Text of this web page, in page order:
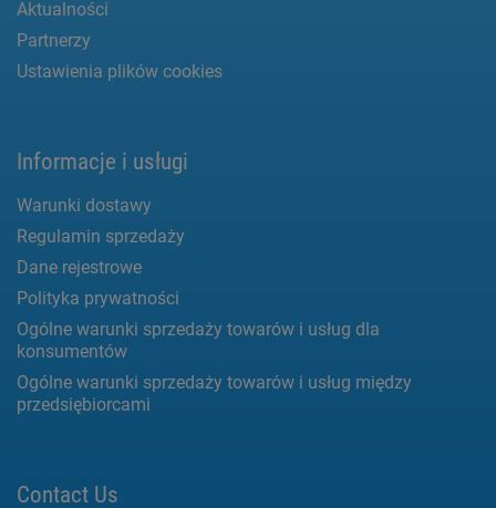
Aktualności
Partnerzy
Ustawienia plików cookies
Informacje i usługi
Warunki dostawy
Regulamin sprzedaży
Dane rejestrowe
Polityka prywatności
Ogólne warunki sprzedaży towarów i usług dla
konsumentów
Ogólne warunki sprzedaży towarów i usług między
przedsiębiorcami
Contact Us